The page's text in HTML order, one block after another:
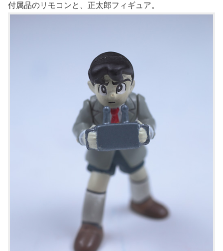
付属品のリモコンと、正太郎フィギュア。